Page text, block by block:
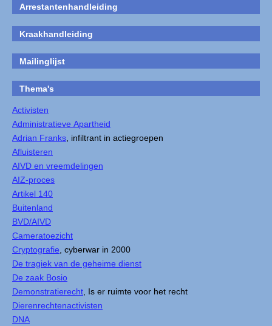
Arrestantenhandleiding
Kraakhandleiding
Mailinglijst
Thema's
Activisten
Administratieve Apartheid
Adrian Franks , infiltrant in actiegroepen
Afluisteren
AIVD en vreemdelingen
AIZ-proces
Artikel 140
Buitenland
BVD/AIVD
Cameratoezicht
Cryptografie , cyberwar in 2000
De tragiek van de geheime dienst
De zaak Bosio
Demonstratierecht , Is er ruimte voor het recht
Dierenrechtenactivisten
DNA